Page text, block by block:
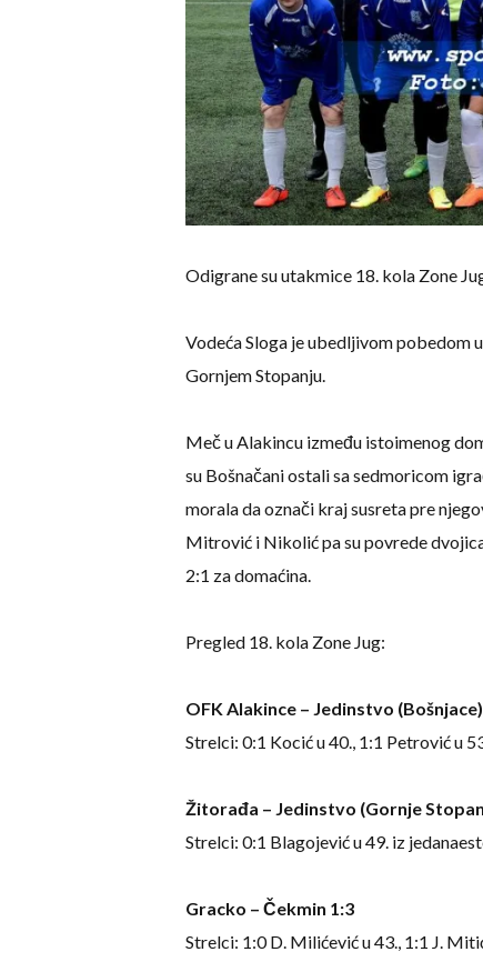
Odigrane su utakmice 18. kola Zone
Vodeća Sloga je ubedljivom pobedom
Gornjem Stopanju.
Meč u Alakincu između istoimenog
su Bošnačani ostali sa sedmoricom
morala da označi kraj susreta pre
Mitrović i Nikolić pa su povrede
2:1 za domaćina.
Pregled 18. kola Zone Jug:
OFK Alakince – Jedinstvo
Strelci: 0:1 Kocić u 40., 1:1 Petrović u
Žitorađa – Jedinstvo (Gornje
Strelci: 0:1 Blagojević u 49. iz
Gracko – Čekmin 1:3
Strelci: 1:0 D. Milićević u 43., 1:1 J.